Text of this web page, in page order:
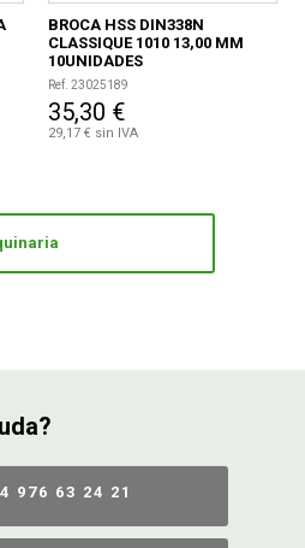
BROCA HSS DIN338N
CLASSIQUE 1010 13,00 MM
10UNIDADES
Ref. 23025189
35,30 €
29,17 € sin IVA
976 63 24 21